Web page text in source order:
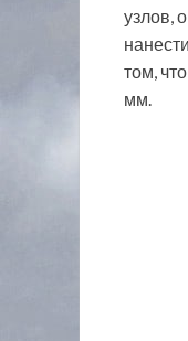
узлов,
том,
мм.